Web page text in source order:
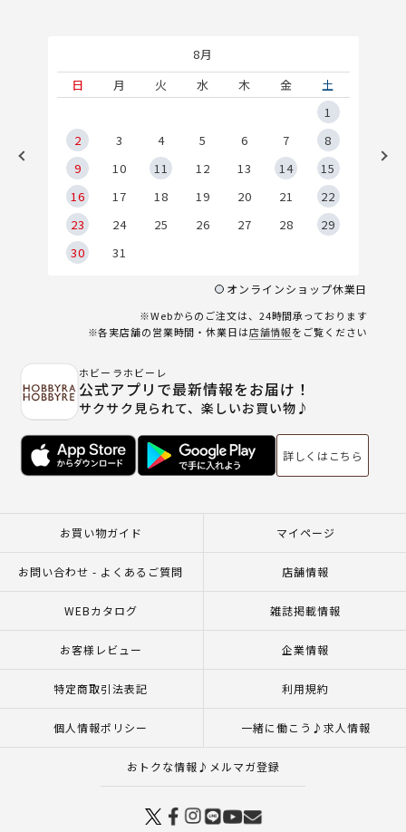
8月
日
月 火 水 木 金
土
1
2
3 4 5 6 7
8
9
10 11 12 13 14
15
16
17 18 19 20 21
22
23
24 25 26 27 28
29
30
31
オンラインショップ休業日
※Webからのご注文は、24時間承っております
※各実店舗の営業時間・休業日は店舗情報をご覧ください
ホビーラホビーレ
公式アプリで最新情報をお届け！
サクサク見られて、楽しいお買い物♪
詳しくはこちら
お買い物ガイド マイページ
お問い合わせ - よくあるご質問 店舗情報
WEBカタログ 雑誌掲載情報
お客様レビュー 企業情報
特定商取引法表記 利用規約
個人情報ポリシー 一緒に働こう♪求人情報
おトクな情報♪メルマガ登録